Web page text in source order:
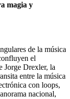
magia y
de la música
el
Jorge Drexler, la
entre la música
con loops,
nacional,